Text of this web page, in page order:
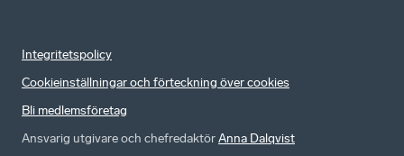
Integritetspolicy
Cookieinställningar och förteckning över cookies
Bli medlemsföretag
Ansvarig utgivare och chefredaktörAnna Dalqvist